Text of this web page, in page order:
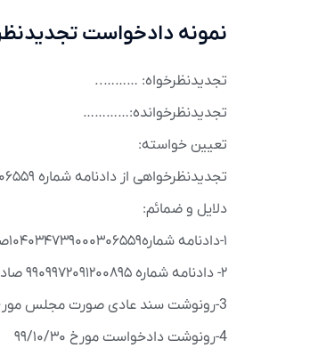
نمونه دادخواست
تجدیدنظرخواه: ………..
تجدیدنظرخوانده:…………
تعیین خواسته:
تجدیدنظرخواهی از دادنامه شماره ۱۰۴۰۳۴۷۳۹۰۰۰۳۰۶۵۵۹صادره از شعبه ۱ شورای حل اختلاف مرزن آباد
دلایل و ضمائم:
۱-دادنامه شماره۱۰۴۰۳۴۷۳۹۰۰۰۳۰۶۵۵۹صادره از شعبه ۱ شورای حل اختلاف مرزن آباد مورخ ۱۴۰۳/۴/۴
۲- دادنامه شماره ۹۹۰۹۹۷۲۰۹۱۲۰۰۸۹۵ صادره از شعبه ۱ شورای حل اختلاف مرزن آباد مورخ ۱۳۹۹/۱۱/۲۸
3-رونوشت سند عادی صورت مجلس مورخ
4-رونوشت دادخواست مورخ ۹۹/۱۰/۳۰